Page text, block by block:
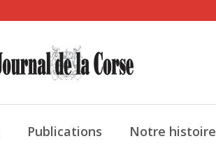
Publications Notre histoire